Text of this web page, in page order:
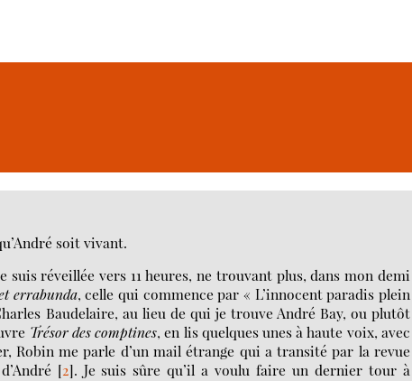
soit vivant.
réveillée vers 11 heures, ne trouvant plus, dans mon demi
errabunda, celle qui commence par « L’innocent paradis plein
Baudelaire, au lieu de qui je trouve André Bay, ou plutôt
Trésor des comptines, en lis quelques unes à haute voix, avec
Robin me parle d’un mail étrange qui a transité par la revue
[2]. Je suis sûre qu’il a voulu faire un dernier tour à